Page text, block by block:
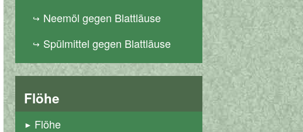
Neemöl gegen Blattläuse
Spülmittel gegen Blattläuse
Flöhe
Flöhe